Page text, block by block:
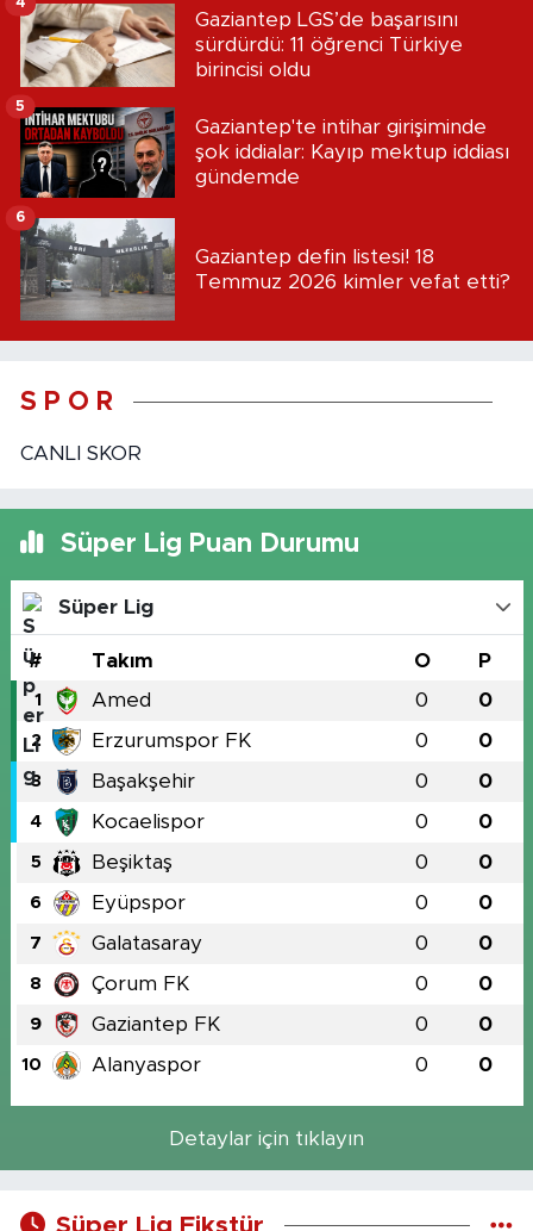
Gaziantep LGS’de başarısını
sürdürdü: 11 öğrenci Türkiye
birincisi oldu
4
Gaziantep'te intihar girişiminde
şok iddialar: Kayıp mektup iddiası
gündemde
5
Gaziantep defin listesi! 18
Temmuz 2026 kimler vefat etti?
6
S P O R
CANLI SKOR
Süper Lig Puan Durumu
Süper Lig
# Takım O P
1 Amed 0 0
2 Erzurumspor FK 0 0
3 Başakşehir 0 0
4 Kocaelispor 0 0
5 Beşiktaş 0 0
6 Eyüpspor 0 0
7 Galatasaray 0 0
8 Çorum FK 0 0
9 Gaziantep FK 0 0
10 Alanyaspor 0 0
Detaylar için tıklayın